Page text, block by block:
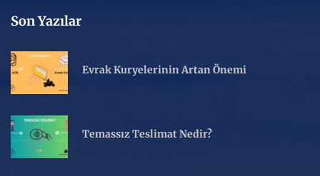
Son Yazılar
Evrak Kuryelerinin Artan Önemi
Temassız Teslimat Nedir?